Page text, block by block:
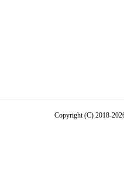
Copyright (C) 2018-